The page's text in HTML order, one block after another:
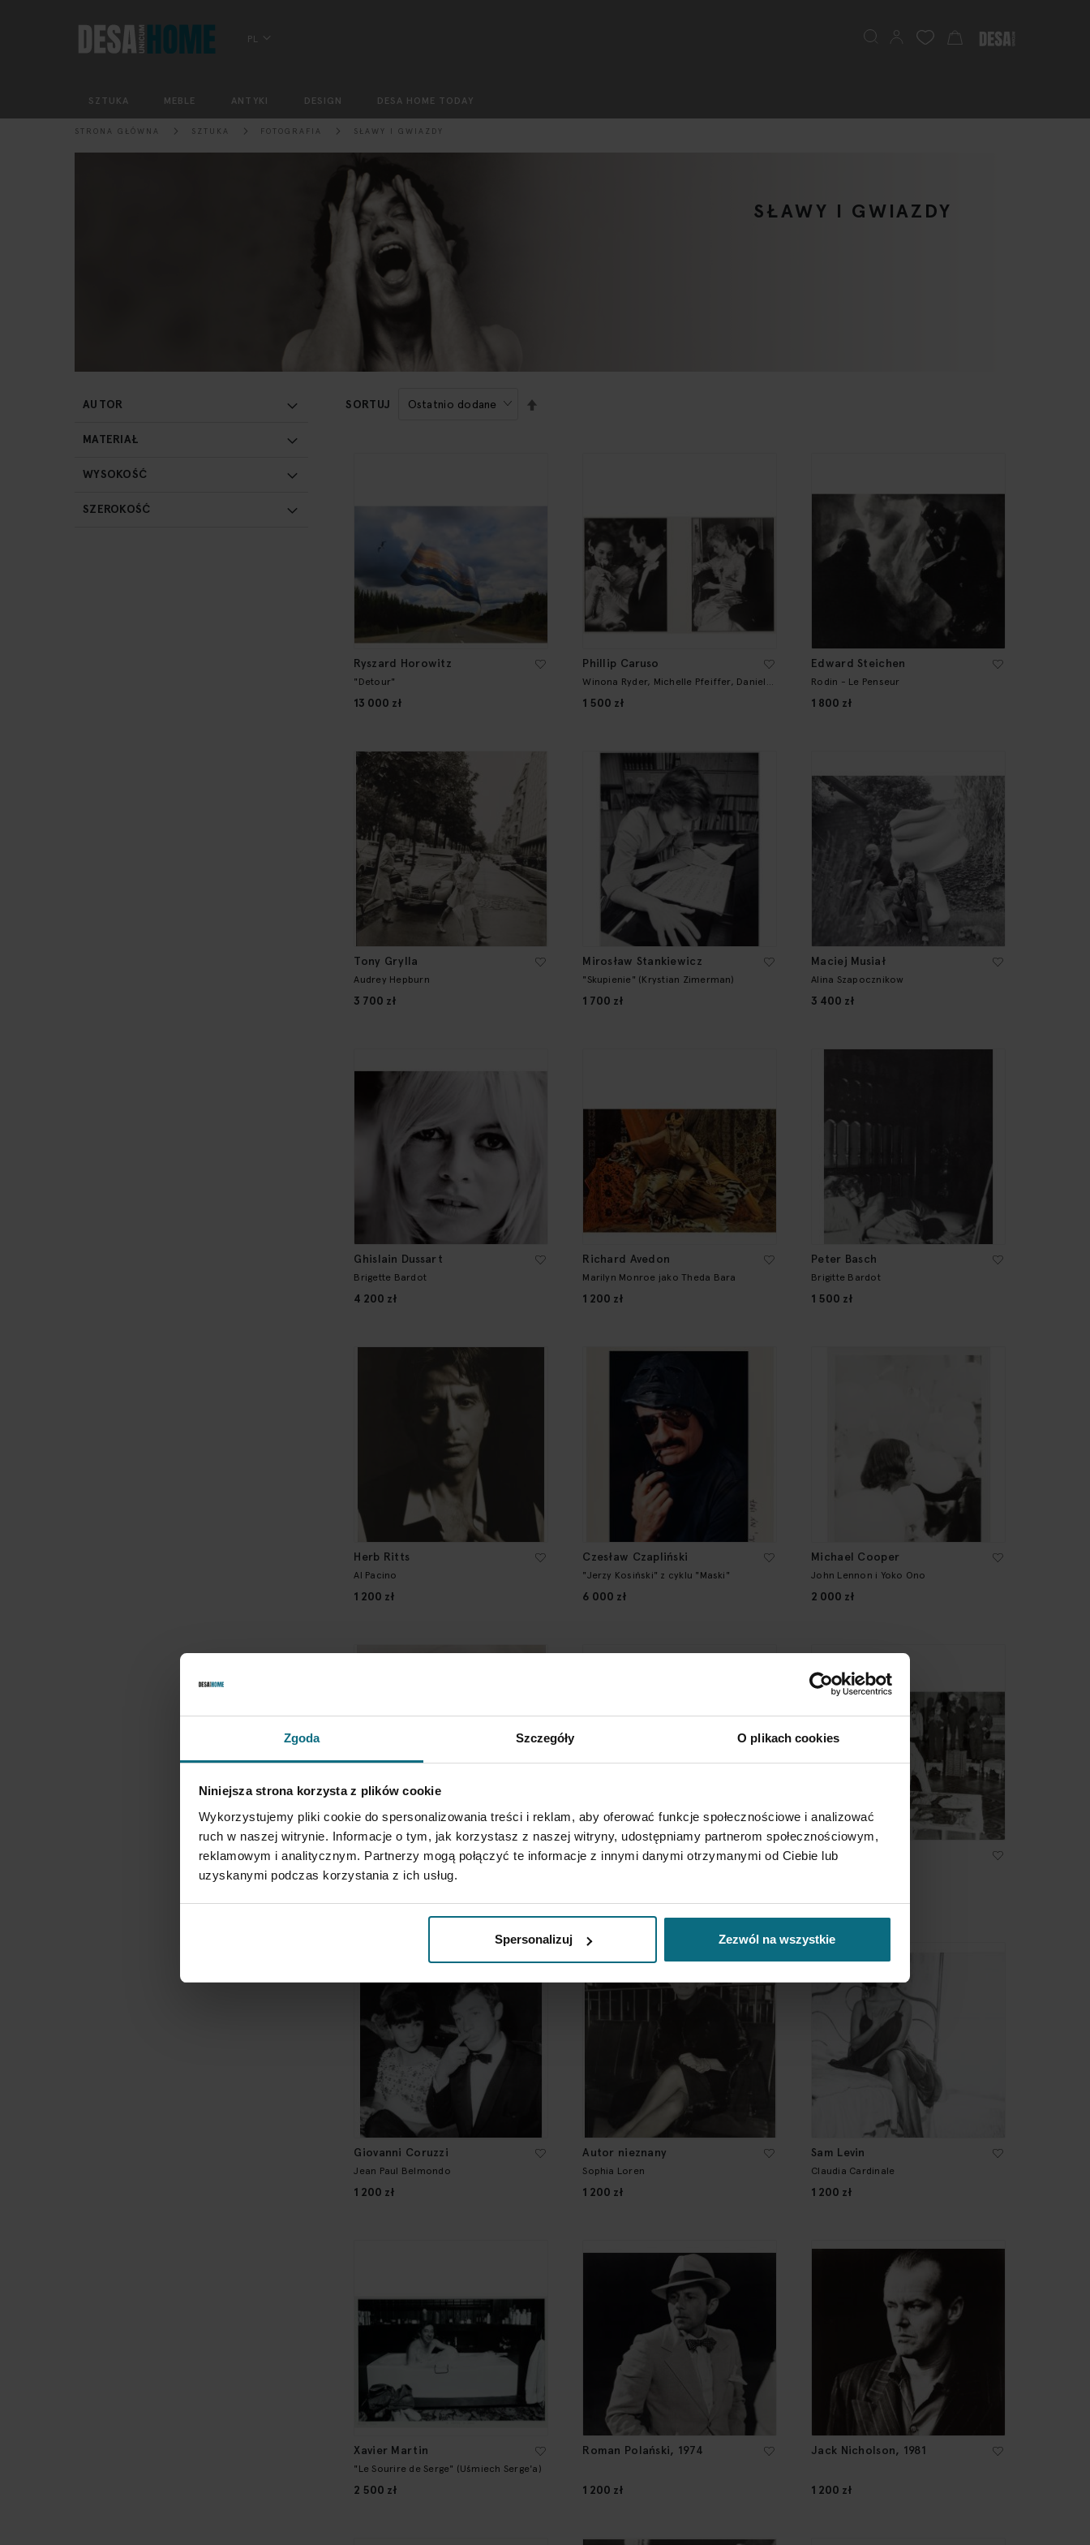
Zgoda Szczegóły O plikach cookies
Niniejsza strona korzysta z plików cookie
Wykorzystujemy pliki cookie do spersonalizowania treści i reklam, aby oferować funkcje społecznościowe i analizować
ruch w naszej witrynie. Informacje o tym, jak korzystasz z naszej witryny, udostępniamy partnerom społecznościowym,
reklamowym i analitycznym. Partnerzy mogą połączyć te informacje z innymi danymi otrzymanymi od Ciebie lub
uzyskanymi podczas korzystania z ich usług.
Spersonalizuj Zezwól na wszystkie
PL
Mój koszyk
Szukaj
SZTUKA MEBLE ANTYKI DESIGN DESA HOME TODAY
STRONA GŁÓWNA SZTUKA FOTOGRAFIA SŁAWY I GWIAZDY
SŁAWY I GWIAZDY
SORTUJ
Ryszard Horowitz
"Detour"
13 000 zł
Phillip Caruso
Winona Ryder, Michelle Pfeiffer, Daniel
1 500 zł
Edward Steichen
Rodin - Le Penseur
1 800 zł
Tony Grylla
Audrey Hepburn
3 700 zł
Mirosław Stankiewicz
"Skupienie" (Krystian Zimerman)
1 700 zł
Maciej Musiał
Alina Szapocznikow
3 400 zł
Ghislain Dussart
Brigette Bardot
4 200 zł
Richard Avedon
Marilyn Monroe jako Theda Bara
1 200 zł
Peter Basch
Brigitte Bardot
1 500 zł
Herb Ritts
Al Pacino
1 200 zł
Czesław Czapliński
"Jerzy Kosiński" z cyklu "Maski"
6 000 zł
Michael Cooper
John Lennon i Yoko Ono
2 000 zł
Aldo Durazzi
Andy Warhol
Zbigniew Hartwig Aldo Durazzi
Giovanni Coruzzi
Jean Paul Belmondo
1 200 zł
Autor nieznany
Sophia Loren
1 200 zł
Sam Levin
Claudia Cardinale
1 200 zł
Xavier Martin
"Le Sourire de Serge" (Uśmiech Serge'a)
2 500 zł
Roman Polański, 1974
1 200 zł
Jack Nicholson, 1981
1 200 zł
AUTOR
MATERIAŁ
WYSOKOŚĆ
SZEROKOŚĆ